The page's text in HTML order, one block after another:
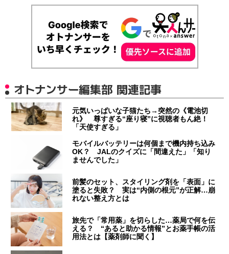
オトナンサー編集部 関連記事
元気いっぱいな子猫たち→突然の《電池切
れ》 尊すぎる“座り寝”に視聴者もん絶！
「天使すぎる」
モバイルバッテリーは何個まで機内持ち込み
OK？ JALのクイズに「間違えた」「知り
ませんでした」
前髪のセット、スタイリング剤を「表面」に
塗ると失敗？ 実は“内側の根元”が正解…崩
れない整え方とは
旅先で「常用薬」を切らした…薬局で何を伝
える？ “あると助かる情報”とお薬手帳の活
用法とは【薬剤師に聞く】